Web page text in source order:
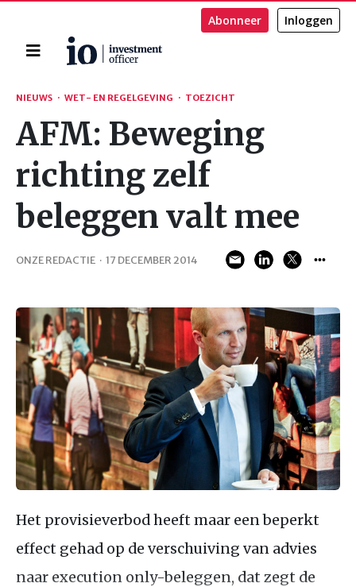
Home
Abonneer Inloggen
Zoeken
NIEUWS · WET- EN REGELGEVING · TOEZICHT
AFM: Beweging
richting zelf
beleggen valt mee
ONZE REDACTIE · 17 DECEMBER 2014
Het provisieverbod heeft maar een beperkt
effect gehad op de verschuiving van advies
naar execution only-beleggen, dat zegt de